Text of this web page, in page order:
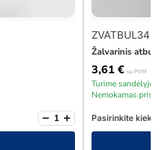
− +
ZVATBUL34
Žalvarinis
3,61 € su PVM
Turime sandėlyje
Nemokamas
Pasirinkite kiekį